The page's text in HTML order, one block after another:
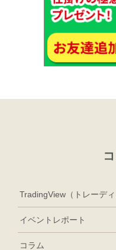
TradingView（トレーデ
イベントレポート
コラム